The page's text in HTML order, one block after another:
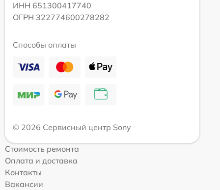
ИНН 651300417740
ОГРН 322774600278282
Способы оплаты
© 2026 Сервисный центр Sony
Стоимость ремонта
Оплата и доставка
Контакты
Вакансии